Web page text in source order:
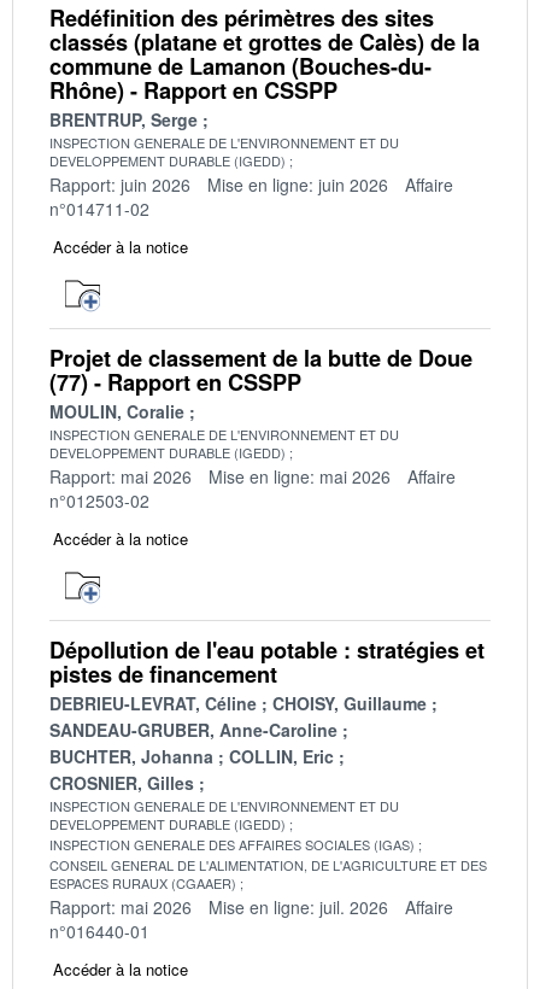
Redéfinition des périmètres des sites
classés (platane et grottes de Calès) de la
commune de Lamanon (Bouches-du-
Rhône) - Rapport en CSSPP
BRENTRUP, Serge
INSPECTION GENERALE DE L'ENVIRONNEMENT ET DU
DEVELOPPEMENT DURABLE (IGEDD)
Rapport: juin 2026 Mise en ligne: juin 2026
Affaire
n°014711-02
Accéder à la notice
Projet de classement de la butte de Doue
(77) - Rapport en CSSPP
MOULIN, Coralie
INSPECTION GENERALE DE L'ENVIRONNEMENT ET DU
DEVELOPPEMENT DURABLE (IGEDD)
Rapport: mai 2026 Mise en ligne: mai 2026
Affaire
n°012503-02
Accéder à la notice
Dépollution de l'eau potable : stratégies et
pistes de financement
DEBRIEU-LEVRAT, Céline
CHOISY, Guillaume
SANDEAU-GRUBER, Anne-Caroline
BUCHTER, Johanna
COLLIN, Eric
CROSNIER, Gilles
INSPECTION GENERALE DE L'ENVIRONNEMENT ET DU
DEVELOPPEMENT DURABLE (IGEDD)
INSPECTION GENERALE DES AFFAIRES SOCIALES (IGAS)
CONSEIL GENERAL DE L'ALIMENTATION, DE L'AGRICULTURE ET DES
ESPACES RURAUX (CGAAER)
Rapport: mai 2026 Mise en ligne: juil. 2026
Affaire
n°016440-01
Accéder à la notice